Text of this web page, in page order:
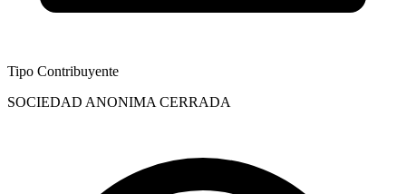
Tipo Contribuyente
SOCIEDAD ANONIMA CERRADA